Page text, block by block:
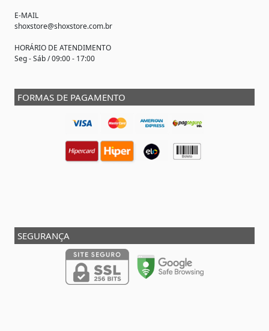
E-MAIL
shoxstore@shoxstore.com.br
HORÁRIO DE ATENDIMENTO
Seg - Sáb / 09:00 - 17:00
FORMAS DE PAGAMENTO
SEGURANÇA